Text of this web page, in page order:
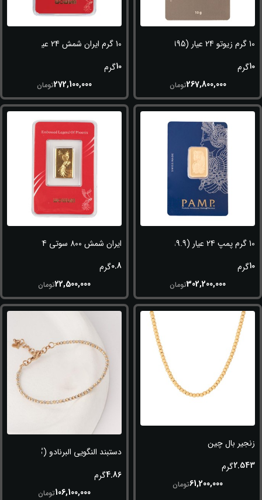
10 گرم زیوتو 24 عیار (995)
10گرم
267,800,000تومان
10 گرم ایران شمش 24 عیار (995)
10گرم
272,100,000تومان
10 گرم پمپ 24 عیار (999.9)
10گرم
302,200,000تومان
ایران شمش 800 سوتی 24 عیار (995)
0.8گرم
22,500,000تومان
زنجیر بال چین
2.543گرم
61,200,000تومان
دستبند النگویی البرنادو (گوی سفید-
4.86گرم
106,100,000تومان